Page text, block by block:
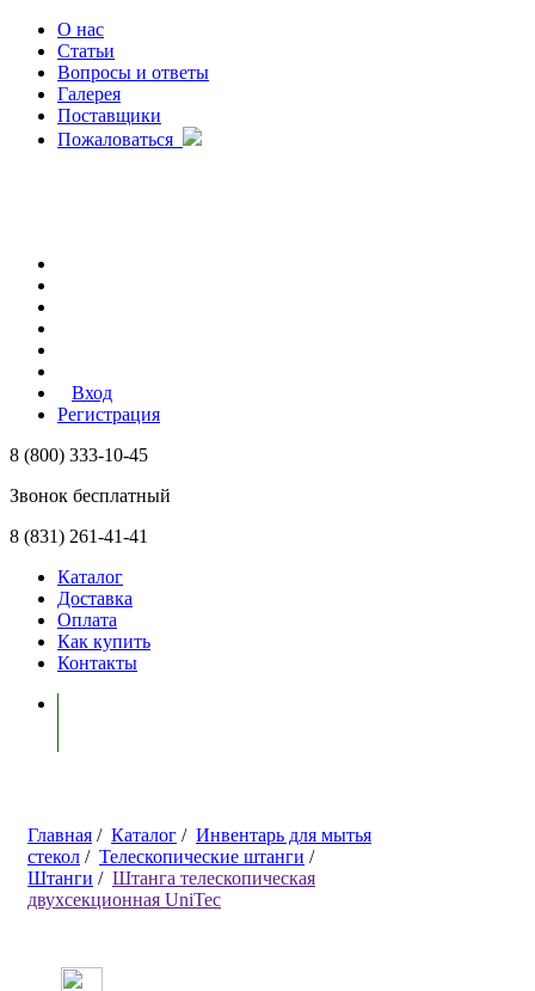
О нас
Статьи
Вопросы и ответы
Галерея
Поставщики
Пожаловаться
Вход
Регистрация
8 (800) 333-10-45
Звонок бесплатный
8 (831) 261-41-41
Каталог
Доставка
Оплата
Как купить
Контакты
Главная / Каталог / Инвентарь для мытья
стекол / Телескопические штанги /
Штанги / Штанга телескопическая
двухсекционная UniTec